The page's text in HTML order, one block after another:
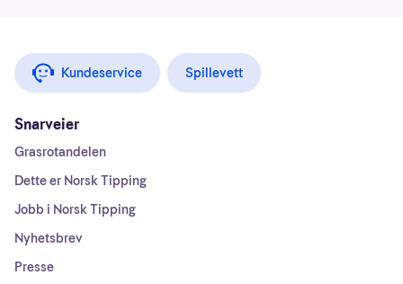
Kundeservice Spillevett
Snarveier
Grasrotandelen
Dette er Norsk Tipping
Jobb i Norsk Tipping
Nyhetsbrev
Presse